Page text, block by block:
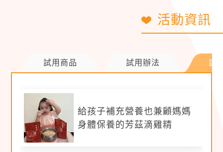
活動資訊
試用商品 試用辦法 試
【撰文規範】
字數約 200 字以上 ，體驗內容著重敘述口感、
體力幫助情形，另以本身生活習慣帶入使用情境
為佳 (例如懷孕營養需求、上班提神、出遊保持
給孩子補充營養也兼顧媽媽
身體保養的芳茲滴雞精